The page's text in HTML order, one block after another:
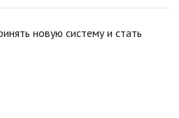
новую систему и стать